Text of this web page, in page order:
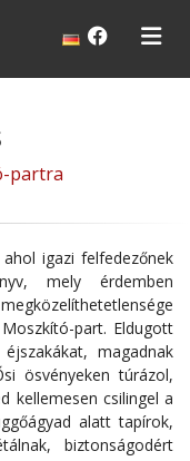
partra
igazi felfedezőnek
mely érdemben
part. Eldugott
magadnak
ösvényeken túrázol,
kellemesen csilingel a
alatt tapírok,
biztonságodért